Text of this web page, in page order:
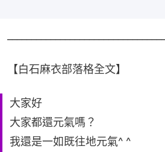
【白石麻衣部落格全文】
大家好
大家都還元氣嗎？
我還是一如既往地元氣^ ^